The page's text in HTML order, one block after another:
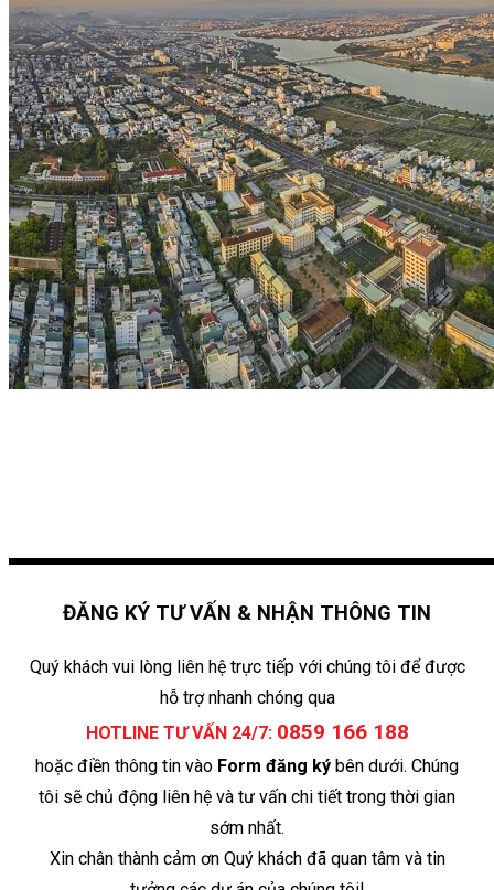
ĐĂNG KÝ TƯ VẤN & NHẬN THÔNG TIN
Quý khách vui lòng liên hệ trực tiếp với chúng tôi để được
hỗ trợ nhanh chóng qua
HOTLINE TƯ VẤN 24/7: 0859 166 188
hoặc điền thông tin vào Form đăng ký bên dưới. Chúng
tôi sẽ chủ động liên hệ và tư vấn chi tiết trong thời gian
sớm nhất.
Xin chân thành cảm ơn Quý khách đã quan tâm và tin